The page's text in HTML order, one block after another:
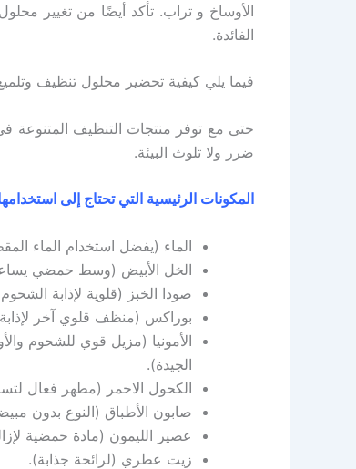
الأوساخ و تراب. تأكد أيضًا من تغيير
الفائدة.
فيما يلي كيفية تحضير محلول تنظيف
حتى مع توفر منتجات التنظيف المتنوعة
ضرر ولا تلوث البيئة.
المكونات الرئيسية التي تحتاج إلى
الماء (يفضل استخدام الماء
الخل الأبيض (وسط حمضي يساعد
صودا الخبز (قلوية لإذابة
بوراكس (منظف قلوي آخر
الأمونيا (مزيل قوي للشحوم
الجيدة).
الكحول الاحمر (مطهر فعال
صابون الأطباق (النوع بدون
عصير الليمون (مادة حمضية
زيت عطري (لرائحة جذابة).